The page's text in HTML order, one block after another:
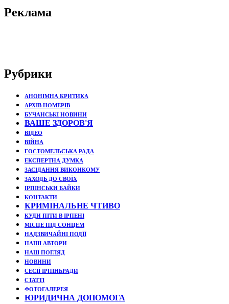
Реклама
Рубрики
АНОНІМНА КРИТИКА
АРХІВ НОМЕРІВ
БУЧАНСЬКІ НОВИНИ
ВАШЕ ЗДОРОВ'Я
ВІДЕО
ВІЙНА
ГОСТОМЕЛЬСЬКА РАДА
ЕКСПЕРТНА ДУМКА
ЗАСІДАННЯ ВИКОНКОМУ
ЗАХОДЬ ДО СВОЇХ
ІРПІНСЬКИ БАЙКИ
КОНТАКТИ
КРИМІНАЛЬНЕ ЧТИВО
КУДИ ПІТИ В ІРПЕНІ
МІСЦЕ ПІД СОНЦЕМ
НАДЗВИЧАЙНІ ПОДЇЇ
НАШІ АВТОРИ
НАШ ПОГЛЯД
НОВИНИ
СЕСІЇ ІРПІНЬРАДИ
СТАТТІ
ФОТОГАЛЕРЕЯ
ЮРИДИЧНА ДОПОМОГА